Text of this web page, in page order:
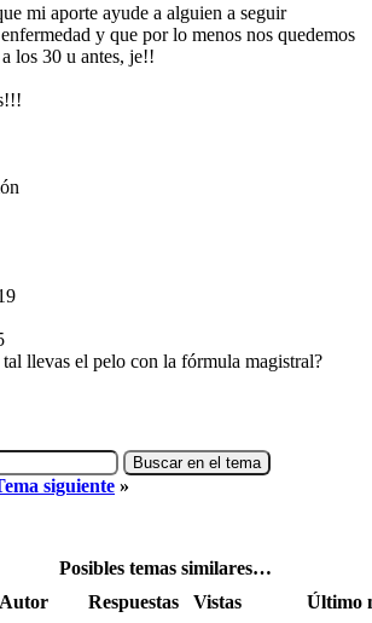
mi aporte ayude a alguien a seguir
y que por lo menos nos quedemos
los 30 u antes, je!!
llevas el pelo con la fórmula magistral?
siguiente »
Posibles temas similares…
Autor Respuestas Vistas
Último